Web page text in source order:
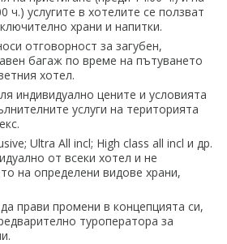
ч.) услугите в хотелите се ползват
храни и напитки.
отговорност за загубен,
багаж по време на пътуването
хотел.
индивидуално цените и условията
услуги на територията
Ultra All incl; High class all incl и др.
от всеки хотел и не
на определени видове храни,
прави промени в концепцията си,
туроператора за